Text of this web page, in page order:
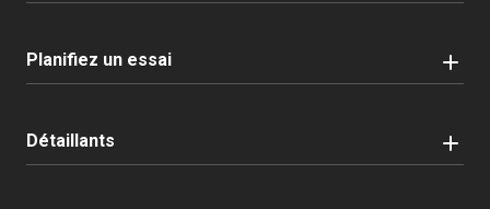
Planifiez un essai
Détaillants